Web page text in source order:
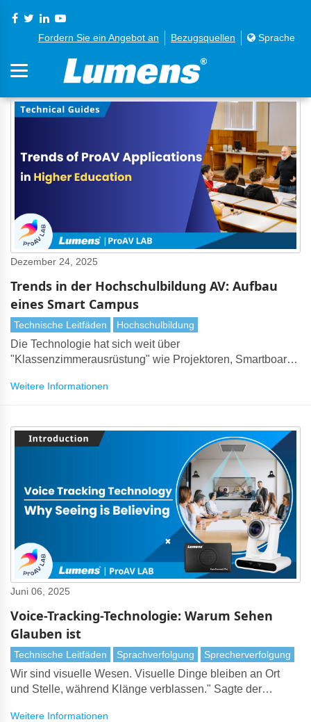
Fordern Sie ein Angebot an Bezugsquellen Sprache
Dezember 24, 2025
Trends in der Hochschulbildung AV: Aufbau
eines Smart Campus
Technische Leitfäden Hochschulbildung
Die Technologie hat sich weit über
"Klassenzimmerausrüstung" wie Projektoren, Smartboards
einer strategischen Brücke geworden, die den Campus,
Weitere Informationen
Juni 06, 2025
Voice-Tracking-Technologie: Warum Sehen
Glauben ist
Technische Leitfäden Sprachverfolgung Sprecherverfolgung
Wir sind visuelle Wesen. Visuelle Dinge bleiben an Ort
und Stelle, während Klänge verblassen." Sagte der
Weitere Informationen